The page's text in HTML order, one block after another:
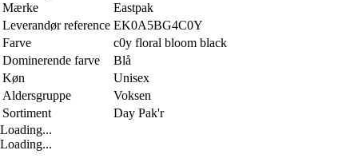
Mærke
Eastpak
Leverandør reference EK0A5BG4C0Y
Farve
c0y floral bloom black
Dominerende farve
Blå
Køn
Unisex
Aldersgruppe
Voksen
Sortiment
Day Pak'r
Loading...
Loading...